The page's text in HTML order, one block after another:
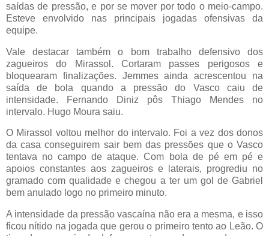
saídas de pressão, e por se mover por todo o meio-campo.
Esteve envolvido nas principais jogadas ofensivas da
equipe.
Vale destacar também o bom trabalho defensivo dos
zagueiros do Mirassol. Cortaram passes perigosos e
bloquearam finalizações. Jemmes ainda acrescentou na
saída de bola quando a pressão do Vasco caiu de
intensidade. Fernando Diniz pôs Thiago Mendes no
intervalo. Hugo Moura saiu.
O Mirassol voltou melhor do intervalo. Foi a vez dos donos
da casa conseguirem sair bem das pressões que o Vasco
tentava no campo de ataque. Com bola de pé em pé e
apoios constantes aos zagueiros e laterais, progrediu no
gramado com qualidade e chegou a ter um gol de Gabriel
bem anulado logo no primeiro minuto.
A intensidade da pressão vascaína não era a mesma, e isso
ficou nítido na jogada que gerou o primeiro tento ao Leão. O